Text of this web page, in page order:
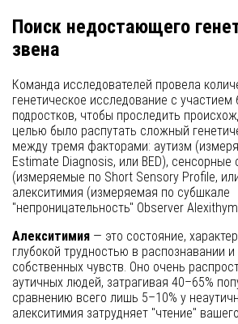
Поиск недостающего
звена
Команда исследователей провела
генетическое исследование с участием
подростков, чтобы проследить
целью было распутать сложный
между тремя факторами: аутизм
Estimate Diagnosis, или BED),
(измеряемые по Short Sensory Profile,
алекситимия (измеряемая по субшкале
"непроницательность" Observer
Алекситимия — это состояние,
глубокой трудностью в распознавании
собственных чувств. Оно очень
аутичных людей, затрагивая 40–65%
сравнению всего лишь 5–10% у
алекситимия затрудняет "чтение"